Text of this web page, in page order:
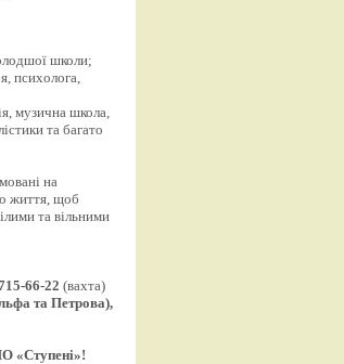
школи;
психолога,
музична школа,
та багато
на
життя, щоб
та вільними
66-22 (вахта)
та Петрова),
«Ступені»!